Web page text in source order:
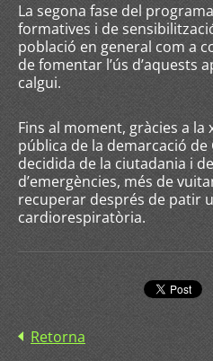
La segona fase del
formatives i de
població en general com a
de fomentar l’ús d’aquests
calgui.
Fins al moment, gràcies a la
pública de la demarcació de
decidida de la ciutadania i
d’emergències, més de
recuperar després de patir
cardiorespiratòria.
Retorna